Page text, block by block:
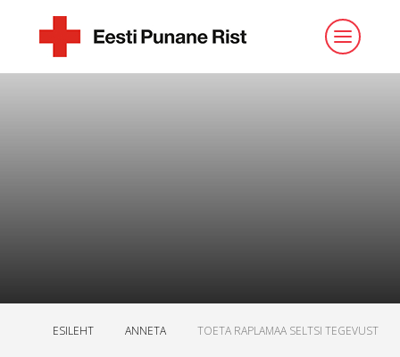
ESILEHT ANNETA TOETA RAPLAMAA SELTSI TEGEVUST